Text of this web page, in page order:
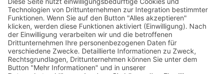
Kontakt:
Telefon: 0 63 21 3 27 90
E-Mail:christian.diekmann@zero-niere.de